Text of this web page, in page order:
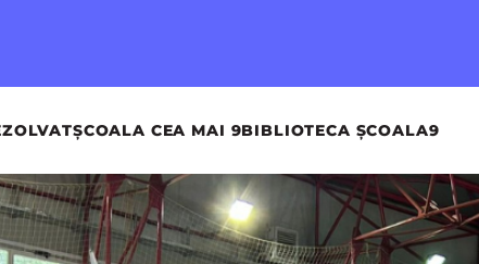
ȘCOALA CEA MAI 9BIBLIOTECA ȘCOALA9